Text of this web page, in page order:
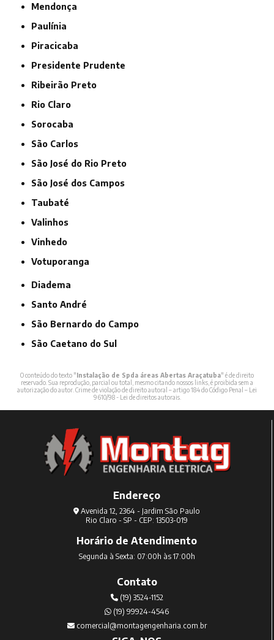
Mendonça
Paulínia
Piracicaba
Presidente Prudente
Ribeirão Preto
Rio Claro
Sorocaba
São Carlos
São José do Rio Preto
São José dos Campos
Taubaté
Valinhos
Vinhedo
Votuporanga
Diadema
Santo André
São Bernardo do Campo
São Caetano do Sul
O conteúdo do texto "Instalação de Spda áreas Abertas Araçatuba" é de direito
reservado. Sua reprodução, parcial ou total, mesmo citando nossos links, é proibida sem a
autorização do autor. Crime de violação de direito autoral – artigo 184 do Código Penal – Lei
9610/98 - Lei de direitos autorais.
Endereço
Avenida 12, 2364 - Jardim São Paulo
Rio Claro - SP - CEP: 13503-019
Horário de Atendimento
Segunda à Sexta: 07:00h às 17:00h
Contato
(19) 3524-1152
(19) 99924-4546
comercial@montagengenharia.com.br